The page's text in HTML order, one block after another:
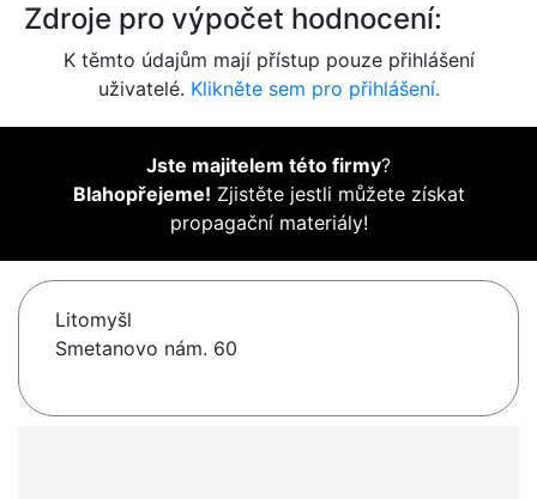
Zdroje pro výpočet hodnocení:
K těmto údajům mají přístup pouze přihlášení
uživatelé. Klikněte sem pro přihlášení.
Jste majitelem této firmy?
Blahopřejeme! Zjistěte jestli můžete získat
propagační materiály!
Litomyšl
Smetanovo nám. 60